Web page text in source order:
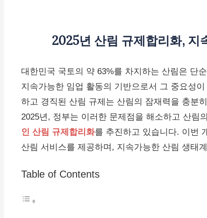
2025년 산림 규제합리화, 지
대한민국 국토의 약 63%를 차지하는 산림은 단
지속가능한 임업 활동의 기반으로서 그 중요성
하고 경직된 산림 규제는 산림의 잠재력을 충분
2025년, 정부는 이러한 문제점을 해소하고 산림
인 산림 규제합리화를 추진하고 있습니다. 이번
산림 서비스를 제공하며, 지속가능한 산림 생태
Table of Contents